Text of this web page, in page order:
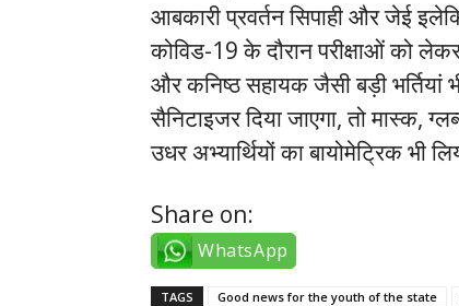
आबकारी प्रवर्तन सिपाही और जेई
कोविड-19 के दौरान परीक्षाओं को
और कनिष्ठ सहायक जैसी बड़ी भर्तियां
सैनिटाइजर दिया जाएगा, तो मास्क,
उधर अभ्यार्थियों का बायोमेट्रिक भी
Share on:
WhatsApp
TAGS Good news for the youth of the state